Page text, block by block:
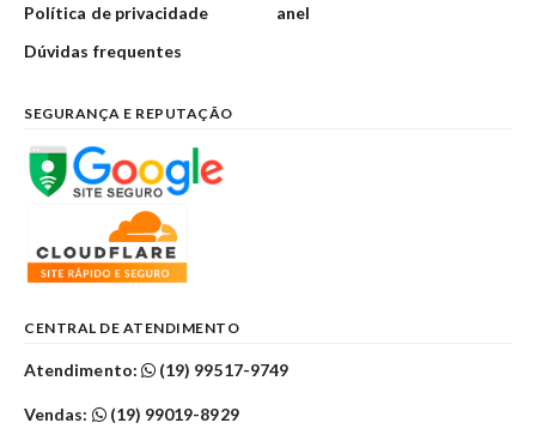
Política de privacidade
Dúvidas frequentes
anel
SEGURANÇA E REPUTAÇÃO
CENTRAL DE ATENDIMENTO
Atendimento: (19) 99517-9749
Vendas: (19) 99019-8929